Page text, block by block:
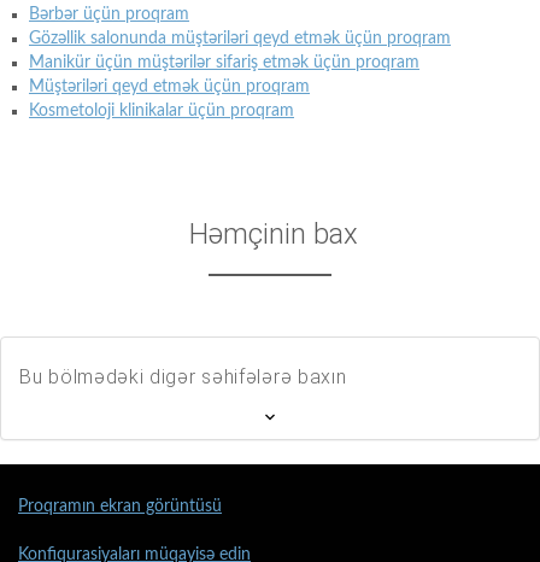
Bərbər üçün proqram
Gözəllik salonunda müştəriləri qeyd etmək üçün proqram
Manikür üçün müştərilər sifariş etmək üçün proqram
Müştəriləri qeyd etmək üçün proqram
Kosmetoloji klinikalar üçün proqram
Həmçinin bax
Bu bölmədəki digər səhifələrə baxın
Proqramın ekran görüntüsü
Konfiqurasiyaları müqayisə edin